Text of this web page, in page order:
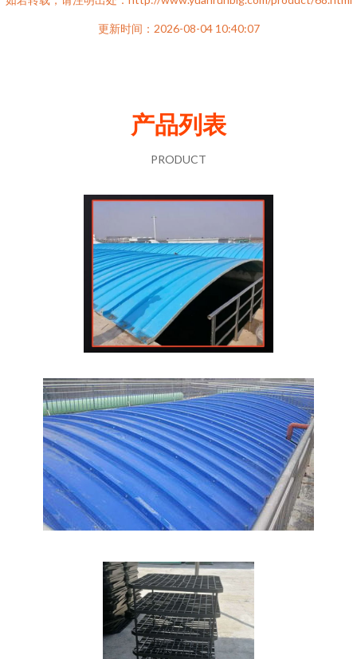
更新时间：2026-08-04 10:40:07
产品列表
PRODUCT